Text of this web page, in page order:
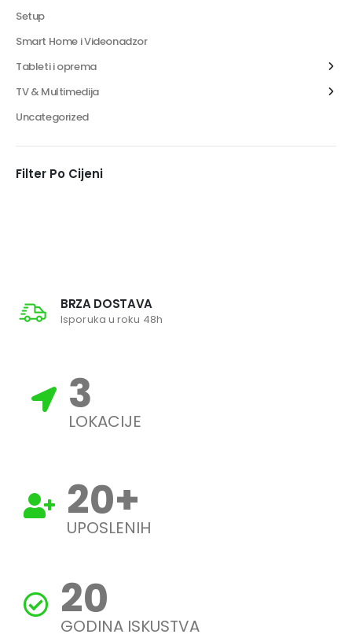
Setup
Smart Home i Videonadzor
Tableti i oprema
TV & Multimedija
Uncategorized
Filter Po Cijeni
BRZA DOSTAVA
Isporuka u roku 48h
3
LOKACIJE
20+
UPOSLENIH
20
GODINA ISKUSTVA